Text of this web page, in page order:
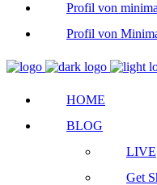
Profil von
Profil von
HOME
BLOG
LIVE
Get